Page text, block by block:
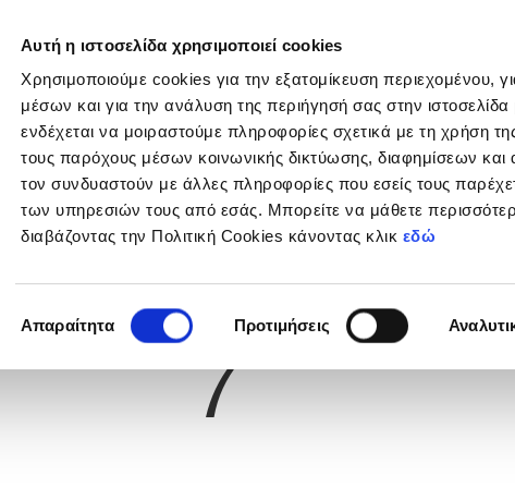
Αυτή η ιστοσελίδα χρησιμοποιεί cookies
Χρησιμοποιούμε cookies για την εξατομίκευση περιεχομένου,
μέσων και για την ανάλυση της περιήγησή σας στην
ενδέχεται να μοιραστούμε πληροφορίες σχετικά με τη χρήση
τους παρόχους μέσων κοινωνικής δικτύωσης, διαφημίσεων
τον συνδυαστούν με άλλες πληροφορίες που εσείς τους
των υπηρεσιών τους από εσάς. Μπορείτε να μάθετε
διαβάζοντας την Πολιτική Cookies κάνοντας κλικ εδώ
συγκατάθεσης
Απαραίτητα Προτιμήσεις
Εθνικές Ομάδες Διοργανώσεις
Νούμερο Φανέλας
7